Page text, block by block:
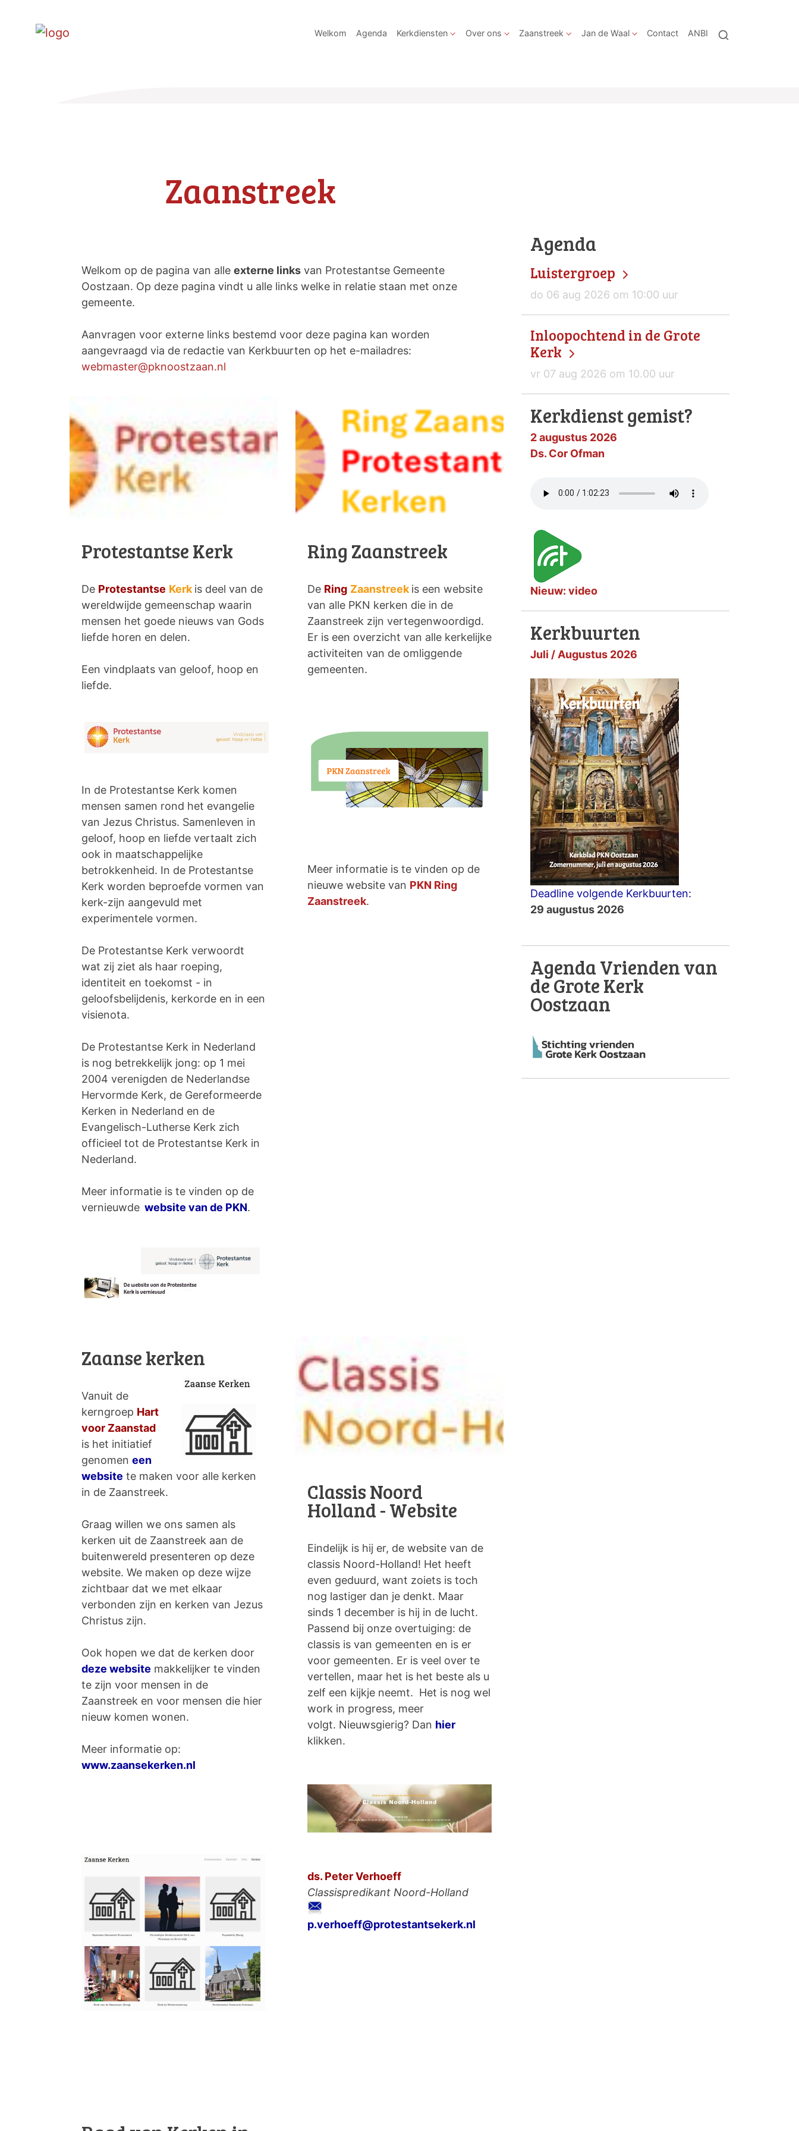
Welkom Agenda Kerkdiensten Over ons Zaanstreek Jan de Waal Contact ANBI
Zaanstreek
Welkom op de pagina van alle externe links van Protestantse Gemeente
Oostzaan. Op deze pagina vindt u alle links welke in relatie staan met onze
gemeente.
Aanvragen voor externe links bestemd voor deze pagina kan worden
aangevraagd via de redactie van Kerkbuurten op het e-mailadres:
webmaster@pknoostzaan.nl
Protestantse Kerk
De Protestantse Kerk is deel van de
wereldwijde gemeenschap waarin
mensen het goede nieuws van Gods
liefde horen en delen.
Een vindplaats van geloof, hoop en
liefde.
In de Protestantse Kerk komen
mensen samen rond het evangelie
van Jezus Christus. Samenleven in
geloof, hoop en liefde vertaalt zich
ook in maatschappelijke
betrokkenheid. In de Protestantse
Kerk worden beproefde vormen van
kerk-zijn aangevuld met
experimentele vormen.
De Protestantse Kerk verwoordt
wat zij ziet als haar roeping,
identiteit en toekomst - in
geloofsbelijdenis, kerkorde en in een
visienota.
De Protestantse Kerk in Nederland
is nog betrekkelijk jong: op 1 mei
2004 verenigden de Nederlandse
Hervormde Kerk, de Gereformeerde
Kerken in Nederland en de
Evangelisch-Lutherse Kerk zich
officieel tot de Protestantse Kerk in
Nederland.
Meer informatie is te vinden op de
vernieuwde website van de PKN.
Ring Zaanstreek
De Ring Zaanstreek is een website
van alle PKN kerken die in de
Zaanstreek zijn vertegenwoordigd.
Er is een overzicht van alle kerkelijke
activiteiten van de omliggende
gemeenten.
Meer informatie is te vinden op de
nieuwe website van PKN Ring
Zaanstreek.
Zaanse kerken
Vanuit de
kerngroep Hart
voor Zaanstad
is het initiatief
genomen een
website te maken voor alle kerken
in de Zaanstreek.
Graag willen we ons samen als
kerken uit de Zaanstreek aan de
buitenwereld presenteren op deze
website. We maken op deze wijze
zichtbaar dat we met elkaar
verbonden zijn en kerken van Jezus
Christus zijn.
Ook hopen we dat de kerken door
deze website makkelijker te vinden
te zijn voor mensen in de
Zaanstreek en voor mensen die hier
nieuw komen wonen.
Meer informatie op:
www.zaansekerken.nl
Classis Noord
Holland - Website
Eindelijk is hij er, de website van de
classis Noord-Holland! Het heeft
even geduurd, want zoiets is toch
nog lastiger dan je denkt. Maar
sinds 1 december is hij in de lucht.
Passend bij onze overtuiging: de
classis is van gemeenten en is er
voor gemeenten. Er is veel over te
vertellen, maar het is het beste als u
zelf een kijkje neemt. Het is nog wel
work in progress, meer
volgt. Nieuwsgierig? Dan hier
klikken.
ds. Peter Verhoeff
Classispredikant Noord-Holland
p.verhoeff@protestantsekerk.nl
Agenda
Luistergroep
do 06 aug 2026 om 10:00 uur
Inloopochtend in de Grote
Kerk
vr 07 aug 2026 om 10.00 uur
Kerkdienst gemist?
2 augustus 2026
Ds. Cor Ofman
Nieuw: video
Kerkbuurten
Juli / Augustus 2026
Deadline volgende Kerkbuurten:
29 augustus 2026
Agenda Vrienden van
de Grote Kerk
Oostzaan